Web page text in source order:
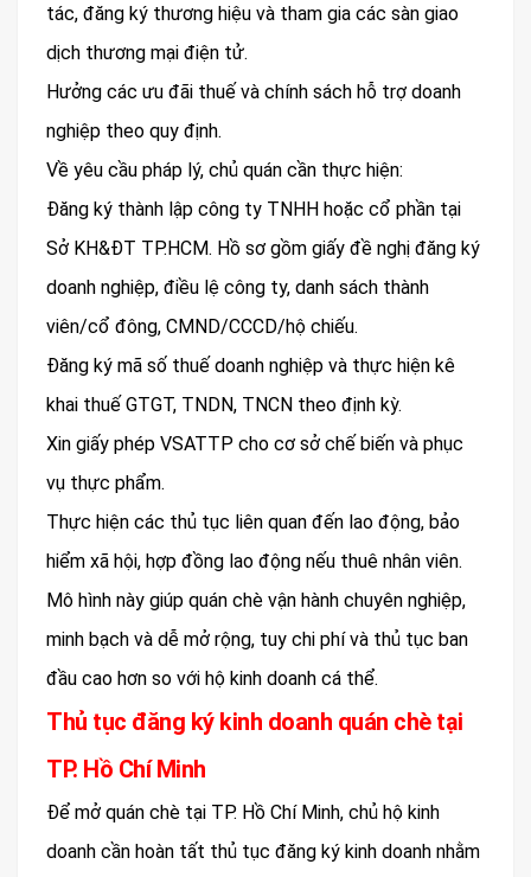
tác, đăng ký thương hiệu và tham gia các sàn giao
dịch thương mại điện tử.
Hưởng các ưu đãi thuế và chính sách hỗ trợ doanh
nghiệp theo quy định.
Về yêu cầu pháp lý, chủ quán cần thực hiện:
Đăng ký thành lập công ty TNHH hoặc cổ phần tại
Sở KH&ĐT TP.HCM. Hồ sơ gồm giấy đề nghị đăng ký
doanh nghiệp, điều lệ công ty, danh sách thành
viên/cổ đông, CMND/CCCD/hộ chiếu.
Đăng ký mã số thuế doanh nghiệp và thực hiện kê
khai thuế GTGT, TNDN, TNCN theo định kỳ.
Xin giấy phép VSATTP cho cơ sở chế biến và phục
vụ thực phẩm.
Thực hiện các thủ tục liên quan đến lao động, bảo
hiểm xã hội, hợp đồng lao động nếu thuê nhân viên.
Mô hình này giúp quán chè vận hành chuyên nghiệp,
minh bạch và dễ mở rộng, tuy chi phí và thủ tục ban
đầu cao hơn so với hộ kinh doanh cá thể.
Thủ tục đăng ký kinh doanh quán chè tại
TP. Hồ Chí Minh
Để mở quán chè tại TP. Hồ Chí Minh, chủ hộ kinh
doanh cần hoàn tất thủ tục đăng ký kinh doanh nhằm